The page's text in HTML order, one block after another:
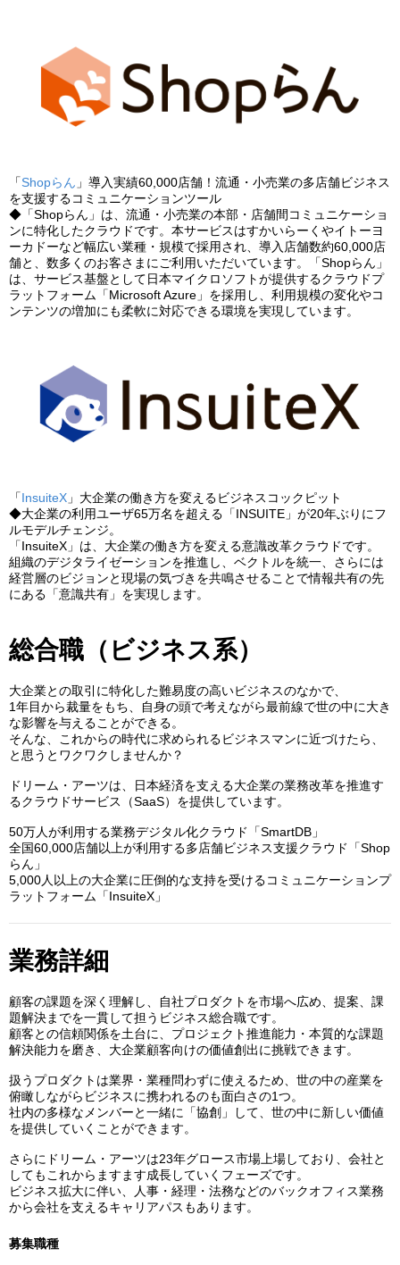
「Shopらん 」導入実績60,000店舗！流通・小売業の多店舗ビジネス
を支援するコミュニケーションツール
◆「Shopらん」は、流通・小売業の本部・店舗間コミュニケーショ
ンに特化したクラウドです。本サービスはすかいらーくやイトーヨ
ーカドーなど幅広い業種・規模で採用され、導入店舗数約60,000店
舗と、数多くのお客さまにご利用いただいています。「Shopらん」
は、サービス基盤として日本マイクロソフトが提供するクラウドプ
ラットフォーム「Microsoft Azure」を採用し、利用規模の変化やコ
ンテンツの増加にも柔軟に対応できる環境を実現しています。
「InsuiteX 」大企業の働き方を変えるビジネスコックピット
◆大企業の利用ユーザ65万名を超える「INSUITE」が20年ぶりにフ
ルモデルチェンジ。
「InsuiteX」は、大企業の働き方を変える意識改革クラウドです。
組織のデジタライゼーションを推進し、ベクトルを統一、さらには
経営層のビジョンと現場の気づきを共鳴させることで情報共有の先
にある「意識共有」を実現します。
総合職（ビジネス系）
大企業との取引に特化した難易度の高いビジネスのなかで、
1年目から裁量をもち、自身の頭で考えながら最前線で世の中に大き
な影響を与えることができる。
そんな、これからの時代に求められるビジネスマンに近づけたら、
と思うとワクワクしませんか？
ドリーム・アーツは、日本経済を支える大企業の業務改革を推進す
るクラウドサービス（SaaS）を提供しています。
50万人が利用する業務デジタル化クラウド「SmartDB」
全国60,000店舗以上が利用する多店舗ビジネス支援クラウド「Shop
らん」
5,000人以上の大企業に圧倒的な支持を受けるコミュニケーションプ
ラットフォーム「InsuiteX」
業務詳細
顧客の課題を深く理解し、自社プロダクトを市場へ広め、提案、課
題解決までを一貫して担うビジネス総合職です。
顧客との信頼関係を土台に、プロジェクト推進能力・本質的な課題
解決能力を磨き、大企業顧客向けの価値創出に挑戦できます。
扱うプロダクトは業界・業種問わずに使えるため、世の中の産業を
俯瞰しながらビジネスに携われるのも面白さの1つ。
社内の多様なメンバーと一緒に「協創」して、世の中に新しい価値
を提供していくことができます。
さらにドリーム・アーツは23年グロース市場上場しており、会社と
してもこれからますます成長していくフェーズです。
ビジネス拡大に伴い、人事・経理・法務などのバックオフィス業務
から会社を支えるキャリアパスもあります。
募集職種